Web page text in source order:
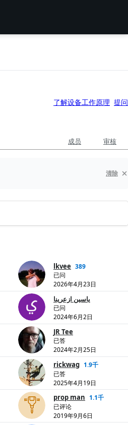
了解设备工作原理 提问
成员 审核
清除
lkvee 389
已问
2026年4月23日
ياسين ازعرينا
已问
2024年6月2日
JR Tee
已答
2024年2月25日
rickwag 1.9千
已答
2025年4月19日
prop man 1.1千
已评论
2019年9月6日